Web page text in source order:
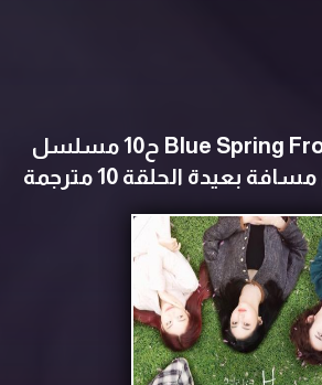
Blue Spring From A Distance ح10 مسلسل
بعيدة الحلقة 10 مترجمة